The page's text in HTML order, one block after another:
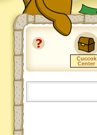
Cuccok
Center